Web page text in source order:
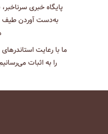
پایگاه خبری
به‌دست آوردن طیف
ما با رعایت
را به اثبات